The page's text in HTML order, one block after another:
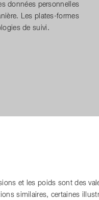
données personnelles
Les plates-formes
de suivi.
et les poids sont des
similaires, certaines